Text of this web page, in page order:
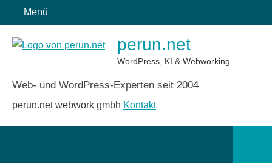
Inhalt
springen
Menü
perun.net
WordPress, KI & Webworking
Web- und WordPress-Experten seit 2004
perun.net webwork gmbh Kontakt